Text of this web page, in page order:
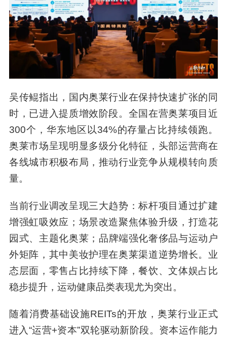
吴传鲲指出，国内奥莱行业在保持快速扩张的同
时，已进入提质增效阶段。全国在营奥莱项目近
300个，华东地区以34%的存量占比持续领跑。
奥莱市场呈现明显多级分化特征，头部运营商在
各线城市积极布局，推动行业竞争从规模转向质
量。
当前行业调改呈现三大趋势：标杆项目通过扩建
增强虹吸效应；场景改造聚焦体验升级，打造花
园式、主题化奥莱；品牌端强化奢侈品与运动户
外矩阵，其中美妆护理在奥莱渠道逆势增长。业
态层面，零售占比持续下降，餐饮、文体娱占比
稳步提升，运动健康品类表现尤为突出。
随着消费基础设施REITs的开放，奥莱行业正式
进入“运营+资本”双轮驱动新阶段。资本运作能力